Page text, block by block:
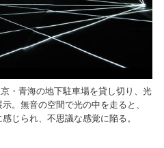
・青海の地下駐車場を貸し切り、光
。無音の空間で光の中を走ると、
じられ、不思議な感覚に陥る。